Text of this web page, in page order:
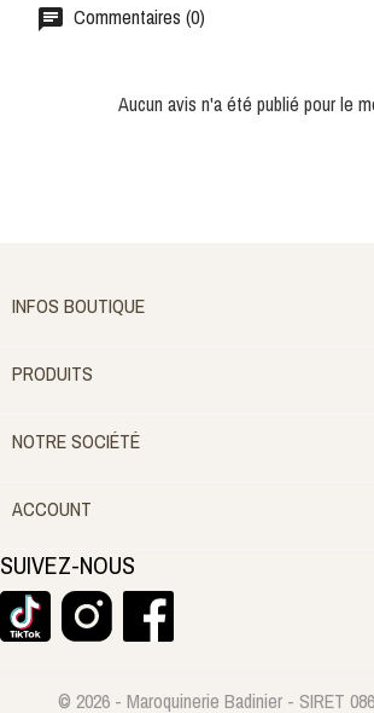
Commentaires (0)
Aucun avis n'a été publié pour le
INFOS BOUTIQUE
PRODUITS
NOTRE SOCIÉTÉ
ACCOUNT
SUIVEZ-NOUS
© 2026 - Maroquinerie Badinier - SIRET